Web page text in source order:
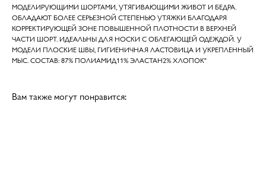
МОДЕЛИРУЮЩИМИ ШОРТАМИ, УТЯГИВАЮЩИМИ ЖИВОТ И БЕДРА.
ОБЛАДАЮТ БОЛЕЕ СЕРЬЕЗНОЙ СТЕПЕНЬЮ УТЯЖКИ БЛАГОДАРЯ
КОРРЕКТИРУЮЩЕЙ ЗОНЕ ПОВЫШЕННОЙ ПЛОТНОСТИ В ВЕРХНЕЙ
ЧАСТИ ШОРТ. ИДЕАЛЬНЫ ДЛЯ НОСКИ С ОБЛЕГАЮЩЕЙ ОДЕЖДОЙ. У
МОДЕЛИ ПЛОСКИЕ ШВЫ, ГИГИЕНИЧНАЯ ЛАСТОВИЦА И УКРЕПЛЕННЫЙ
МЫС. СОСТАВ: 87% ПОЛИАМИД11% ЭЛАСТАН2% ХЛОПОК"
Вам также могут понравится: